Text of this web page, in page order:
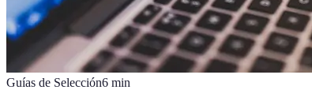
Guías de Selección6 min